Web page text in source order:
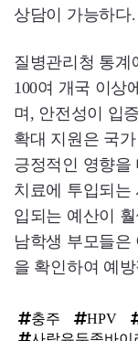
상담이 가능하다.
질병관리청 통계
100여 개국 이상
며, 안전성이 입
확대 지원은 국
긍정적인 영향을
치료에 투입되는
입되는 예산이
남학생 부모들은
을 확인하여 예
충주 HPV